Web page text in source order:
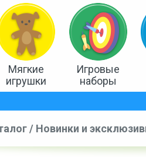
Мягкие
игрушки
Игровые
наборы
/ Новинки и